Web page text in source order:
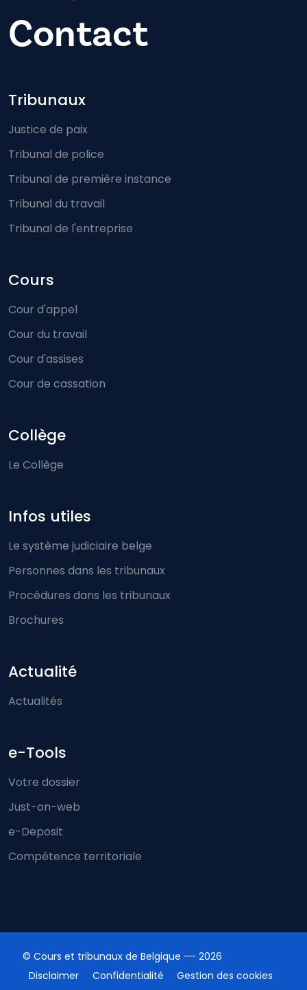
Contact
Footer-menu
Tribunaux
Justice de paix
Tribunal de police
Tribunal de première instance
Tribunal du travail
Tribunal de l'entreprise
Cours
Cour d'appel
Cour du travail
Cour d'assises
Cour de cassation
Collège
Le Collège
Infos utiles
Le système judiciaire belge
Personnes dans les tribunaux
Procédures dans les tribunaux
Brochures
Actualité
Actualités
e-Tools
Votre dossier
Just-on-web
e-Deposit
Compétence territoriale
© Cours et tribunaux de Belgique
2026
Disclaimer
Confidentialité
Gestion des cookies